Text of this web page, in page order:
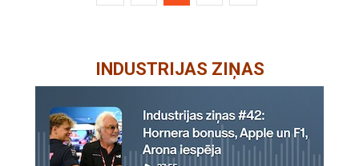
INDUSTRIJAS ZIŅAS